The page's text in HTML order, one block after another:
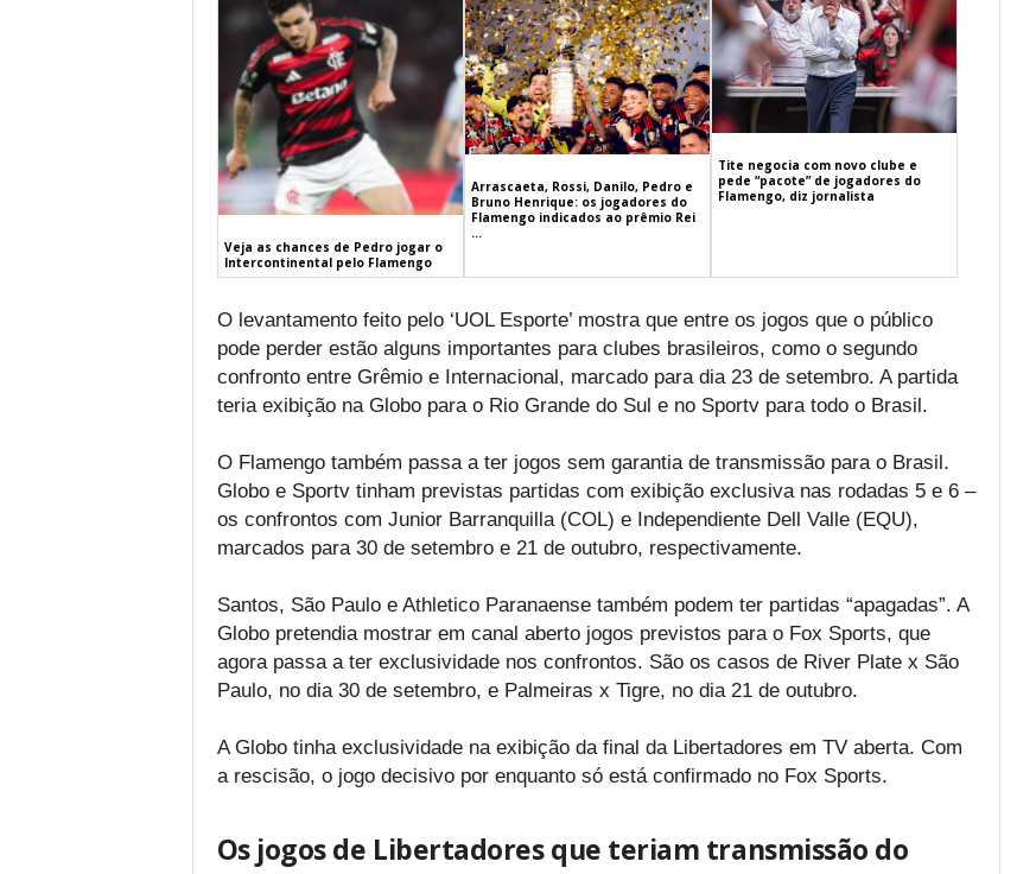
Veja as chances de Pedro jogar o
Intercontinental pelo Flamengo
Arrascaeta, Rossi, Danilo, Pedro e
Bruno Henrique: os jogadores do
Flamengo indicados ao prêmio Rei
...
Tite negocia com novo clube e
pede “pacote” de jogadores do
Flamengo, diz jornalista
O levantamento feito pelo ‘UOL Esporte’ mostra que entre os jogos que o público
pode perder estão alguns importantes para clubes brasileiros, como o segundo
confronto entre Grêmio e Internacional, marcado para dia 23 de setembro. A partida
teria exibição na Globo para o Rio Grande do Sul e no Sportv para todo o Brasil.
O Flamengo também passa a ter jogos sem garantia de transmissão para o Brasil.
Globo e Sportv tinham previstas partidas com exibição exclusiva nas rodadas 5 e 6 –
os confrontos com Junior Barranquilla (COL) e Independiente Dell Valle (EQU),
marcados para 30 de setembro e 21 de outubro, respectivamente.
Santos, São Paulo e Athletico Paranaense também podem ter partidas “apagadas”. A
Globo pretendia mostrar em canal aberto jogos previstos para o Fox Sports, que
agora passa a ter exclusividade nos confrontos. São os casos de River Plate x São
Paulo, no dia 30 de setembro, e Palmeiras x Tigre, no dia 21 de outubro.
A Globo tinha exclusividade na exibição da final da Libertadores em TV aberta. Com
a rescisão, o jogo decisivo por enquanto só está confirmado no Fox Sports.
Os jogos de Libertadores que teriam transmissão do